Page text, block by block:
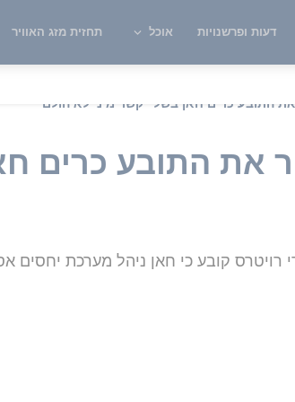
דעות ופרשנויות אוכל תחזית מזג האוויר
התובע כרים חאן בשל "קשר מיני לא הולם"
את התובע כרים
רויטרס קובע כי חאן ניהל מערכת